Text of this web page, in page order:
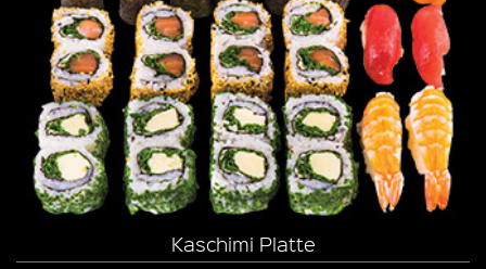
Kaschimi Platte